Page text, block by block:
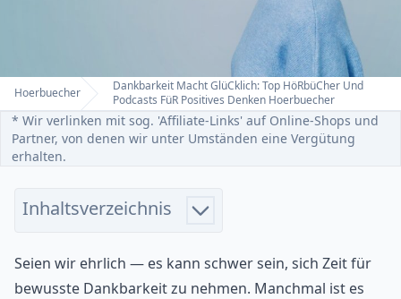
Home
Hoerbuecher
Dankbarkeit Macht GlüCklich: Top HöRbüCher Und
Podcasts FüR Positives Denken Hoerbuecher
* Wir verlinken mit sog. 'Affiliate-Links' auf Online-Shops und
Partner, von denen wir unter Umständen eine Vergütung
erhalten.
Seien wir ehrlich — es kann schwer sein, sich Zeit für
bewusste Dankbarkeit zu nehmen. Manchmal ist es
Inhaltsverzeichnis